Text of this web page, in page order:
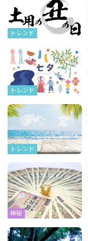
トレンド
トレンド
トレンド
神秘